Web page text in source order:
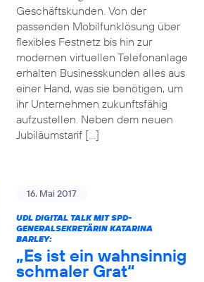
Geschäftskunden. Von der
passenden Mobilfunklösung über
flexibles Festnetz bis hin zur
modernen virtuellen Telefonanlage
erhalten Businesskunden alles aus
einer Hand, was sie benötigen, um
ihr Unternehmen zukunftsfähig
aufzustellen. Neben dem neuen
Jubiläumstarif […]
16. Mai 2017
UDL DIGITAL TALK MIT SPD-
GENERALSEKRETÄRIN KATARINA
BARLEY:
„Es ist ein wahnsinnig
schmaler Grat“